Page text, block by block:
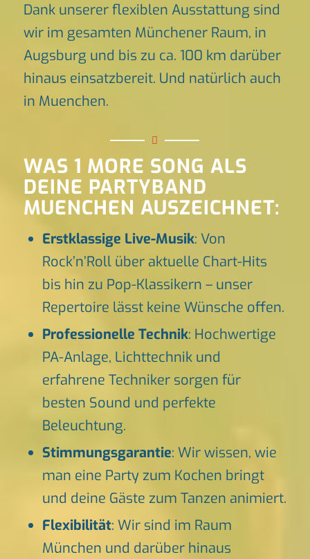
Dank unserer flexiblen Ausstattung sind
wir im gesamten Münchener Raum, in
Augsburg und bis zu ca. 100 km darüber
hinaus einsatzbereit. Und natürlich auch
in Muenchen.
WAS 1 MORE SONG ALS
DEINE PARTYBAND
MUENCHEN AUSZEICHNET:
Erstklassige Live-Musik: Von
Rock’n’Roll über aktuelle Chart-Hits
bis hin zu Pop-Klassikern – unser
Repertoire lässt keine Wünsche offen.
Professionelle Technik: Hochwertige
PA-Anlage, Lichttechnik und
erfahrene Techniker sorgen für
besten Sound und perfekte
Beleuchtung.
Stimmungsgarantie: Wir wissen, wie
man eine Party zum Kochen bringt
und deine Gäste zum Tanzen animiert.
Flexibilität: Wir sind im Raum
München und darüber hinaus